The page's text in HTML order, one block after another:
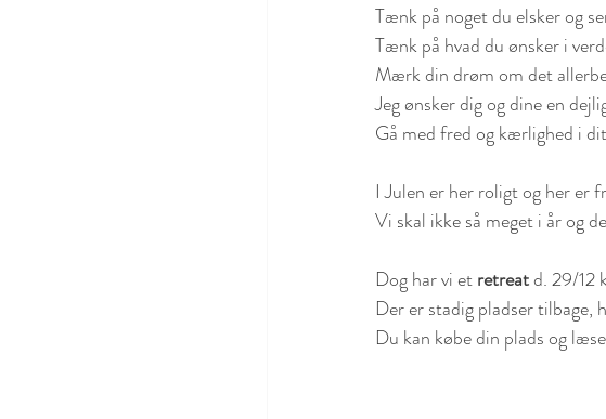
Tænk på noget du elsker og
Tænk på hvad du ønsker i
Mærk din drøm om det
Jeg ønsker dig og dine en
Gå med fred og kærlighed i
I Julen er her roligt og her er
Vi skal ikke så meget i år og
Dog har vi et retreat d. 29/12
Der er stadig pladser
Du kan købe din plads og